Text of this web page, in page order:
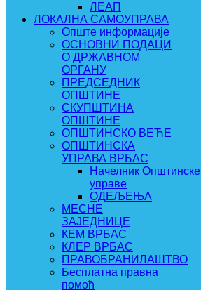
ЛЕАП
ЛОКАЛНА САМОУПРАВА
Опште информације
ОСНОВНИ ПОДАЦИ
О ДРЖАВНОМ
ОРГАНУ
ПРЕДСЕДНИК
ОПШТИНЕ
СКУПШТИНА
ОПШТИНЕ
ОПШТИНСКО ВЕЋЕ
ОПШТИНСКА
УПРАВА ВРБАС
Начелник Општинске
управе
ОДЕЉЕЊА
МЕСНЕ
ЗАЈЕДНИЦЕ
КЕМ ВРБАС
КЛЕР ВРБАС
ПРАВОБРАНИЛАШТВО
Бесплатна правна
помоћ